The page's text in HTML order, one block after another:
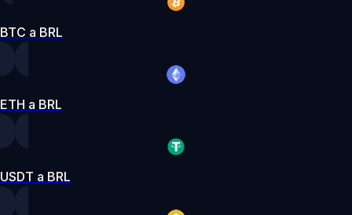
BTC a BRL
ETH a BRL
USDT a BRL